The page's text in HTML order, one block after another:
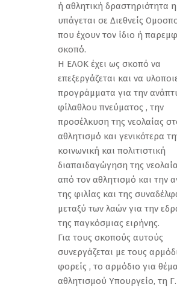
ή αθλητική δραστηριότητα
υπάγεται σε Διεθνείς
που έχουν τον ίδιο ή
σκοπό.
Η ΕΛΟΚ έχει ως σκοπό να
επεξεργάζεται και να
προγράμματα για την
φίλαθλου πνεύματος , την
προσέλκυση της νεολαίας
αθλητισμό και γενικότερα
κοινωνική και πολιτιστική
διαπαιδαγώγηση της
από τον αθλητισμό και την
της φιλίας και της
μεταξύ των λαών για την
της παγκόσμιας ειρήνης.
Για τους σκοπούς αυτούς
συνεργάζεται με τους
φορείς , το αρμόδιο για
αθλητισμού Υπουργείο, τη